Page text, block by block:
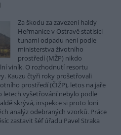
)
Za škodu za zavezení haldy
Heřmanice v Ostravě statisíci
tunami odpadu není podle
ministerstva životního
prostředí (MŽP) nikdo
viník. O rozhodnutí resortu
Kauzu čtyři roky prošetřovali
prostředí (ČIŽP), letos na jaře
letech vyšetřování nebylo podle
skrývá, inspekce si proto loni
analýz odebraných vzorků. Práce
zastavit šéf úřadu Pavel Straka